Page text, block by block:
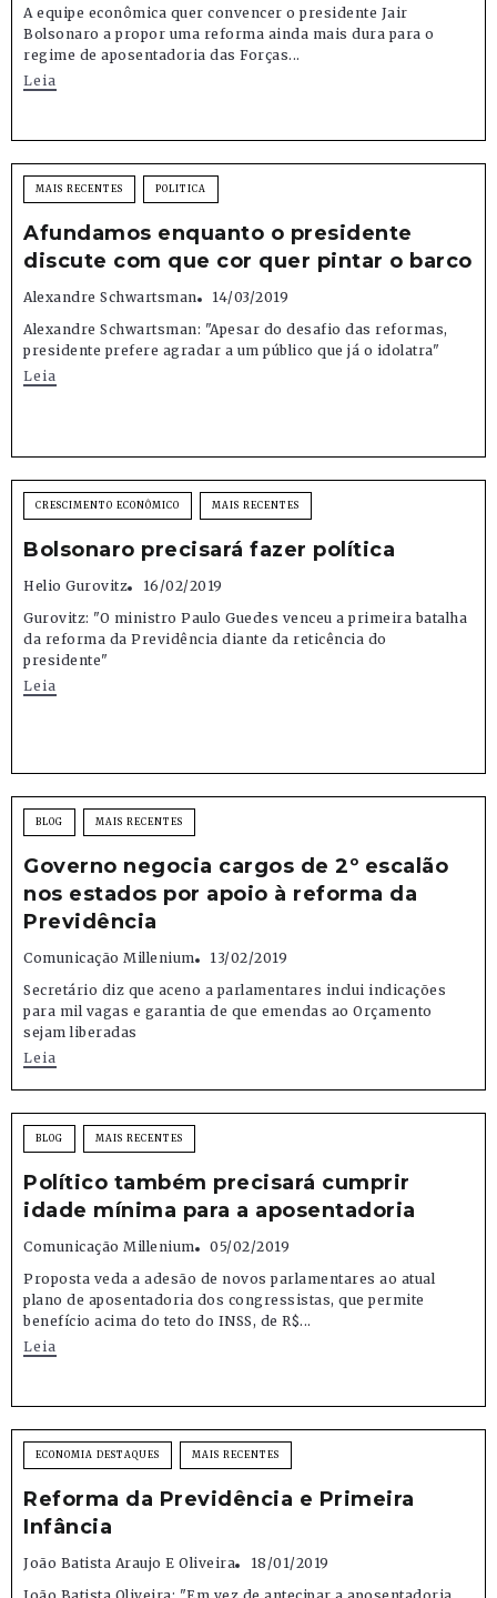
A equipe econômica quer convencer o presidente Jair
Bolsonaro a propor uma reforma ainda mais dura para o
regime de aposentadoria das Forças...
Leia
MAIS RECENTES POLITICA
Afundamos enquanto o presidente
discute com que cor quer pintar o barco
Alexandre Schwartsman
14/03/2019
Alexandre Schwartsman: "Apesar do desafio das reformas,
presidente prefere agradar a um público que já o idolatra"
Leia
CRESCIMENTO ECONÔMICO MAIS RECENTES
Bolsonaro precisará fazer política
Helio Gurovitz
16/02/2019
Gurovitz: "O ministro Paulo Guedes venceu a primeira batalha
da reforma da Previdência diante da reticência do
presidente"
Leia
BLOG MAIS RECENTES
Governo negocia cargos de 2º escalão
nos estados por apoio à reforma da
Previdência
Comunicação Millenium
13/02/2019
Secretário diz que aceno a parlamentares inclui indicações
para mil vagas e garantia de que emendas ao Orçamento
sejam liberadas
Leia
BLOG MAIS RECENTES
Político também precisará cumprir
idade mínima para a aposentadoria
Comunicação Millenium
05/02/2019
Proposta veda a adesão de novos parlamentares ao atual
plano de aposentadoria dos congressistas, que permite
benefício acima do teto do INSS, de R$...
Leia
ECONOMIA DESTAQUES MAIS RECENTES
Reforma da Previdência e Primeira
Infância
João Batista Araujo E Oliveira
18/01/2019